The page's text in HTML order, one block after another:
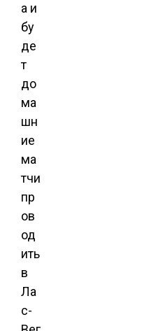
а и
бу
де
т
до
ма
шн
ие
ма
тчи
пр
ов
од
ить
в
Ла
с-